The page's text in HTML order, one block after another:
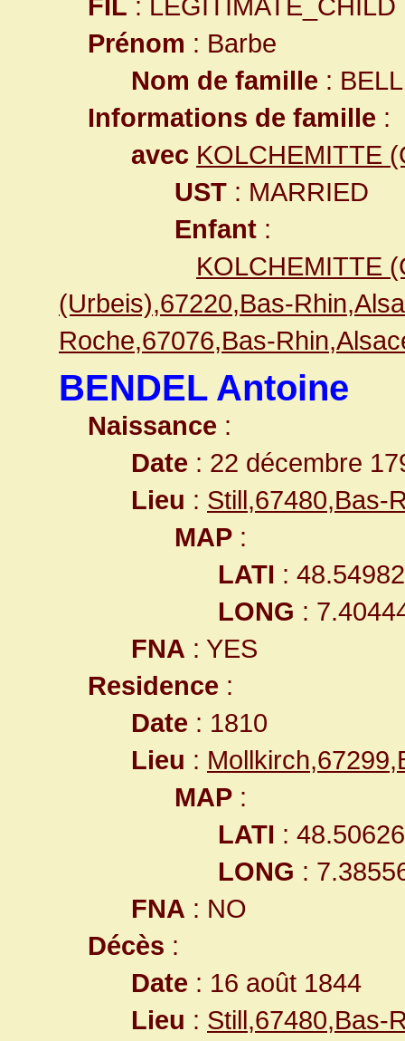
Prénom : Barbe
Nom de famille :
Informations de famille :
avec KOLCHEMITTE
UST : MARRIED
Enfant :
KOLCHEMITTE
(Urbeis),67220,Bas-
Roche,67076,Bas-
BENDEL Antoine
Naissance :
Date : 22 décembre
Lieu : Still,67480,Bas-
MAP :
LATI :
LONG :
FNA : YES
Residence :
Date : 1810
Lieu :
MAP :
LATI :
LONG :
FNA : NO
Décès :
Date : 16 août 1844
Lieu : Still,67480,Bas-